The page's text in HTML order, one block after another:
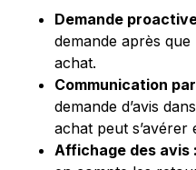
Demande
demande après
achat.
Communication
demande d’avis
achat peut s’avérer
Affichage des avis :